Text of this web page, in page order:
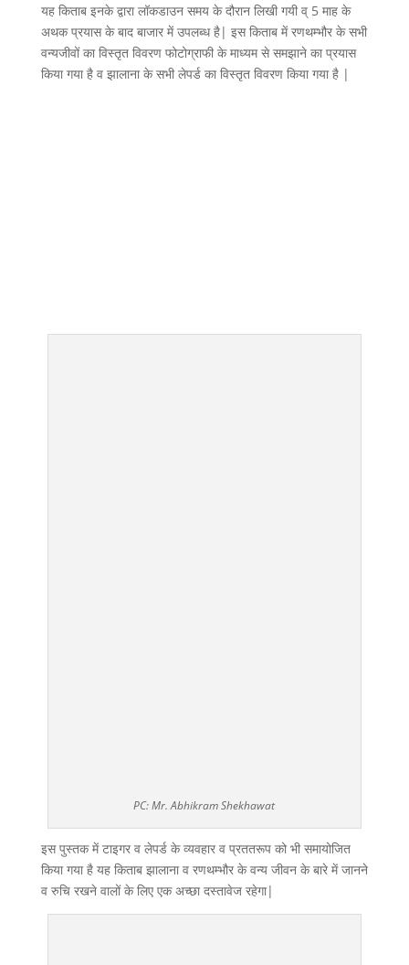
यह किताब इनके द्वारा लॉकडाउन समय के दौरान लिखी गयी व् 5 माह के
अथक प्रयास के बाद बाजार में उपलब्ध है| इस किताब में रणथम्भौर के सभी
वन्यजीवों का विस्तृत विवरण फोटोग्राफी के माध्यम से समझाने का प्रयास
किया गया है व झालाना के सभी लेपर्ड का विस्तृत विवरण किया गया है |
PC: Mr. Abhikram Shekhawat
इस पुस्तक में टाइगर व लेपर्ड के व्यवहार व प्रततरूप को भी समायोजित
किया गया है यह किताब झालाना व रणथम्भौर के वन्य जीवन के बारे में जानने
व रुचि रखने वालों के लिए एक अच्छा दस्तावेज रहेगा|